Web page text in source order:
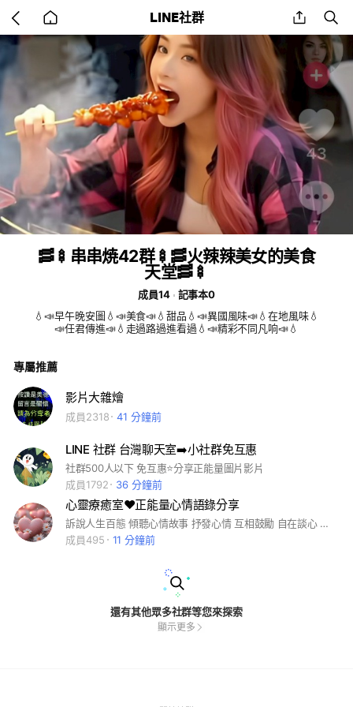
back
to
home
LINE社群 share
🥓🍢串串焼42群🍢🥓火辣辣美女的美食
天堂🥓🍢
成員14
記事本0
💧📣早午晚安圖💧📣美食📣💧甜品💧📣異國風味📣💧在地風味💧
📣任君傳進📣💧走過路過進看過💧📣精彩不同凡响📣💧
專屬推薦
影片大雜燴
成員2318 41 分鐘前
LINE 社群 台灣聊天室➡️小社群免互惠
社群500人以下 免互惠⭐分享正能量圖片影片
成員1792
36 分鐘前
心靈療癒室❤️正能量心情語錄分享
訴說人生百態 傾聽心情故事 抒發心情 互相鼓勵 自在談心 自我療癒 願您天天好心情 #祝福問安#勵志#正能量#心理學#身心靈#心情故事#心情語錄#人生感悟#各類型音樂#歌曲#趣味笑話#自然生態#健康保健#善知識#國學常識#詩詞欣賞
成員495
11 分鐘前
還有其他眾多社群等您來探索
顯示更多